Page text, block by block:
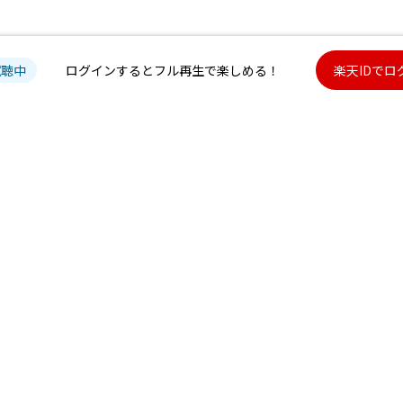
中 ログインするとフル再生で楽しめる！ 楽天IDでロ